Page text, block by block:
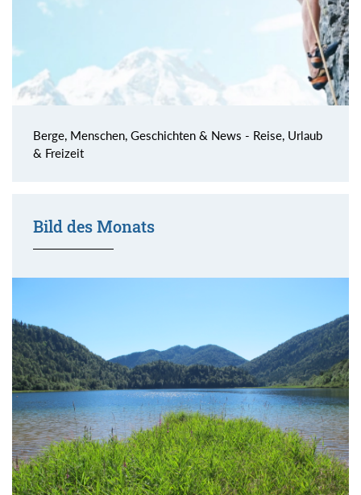
Berge, Menschen, Geschichten & News - Reise, Urlaub
& Freizeit
Bild des Monats